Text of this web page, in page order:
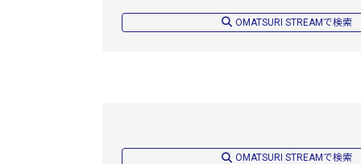
OMATSURI STREAMで検索
OMATSURI STREAMで検索